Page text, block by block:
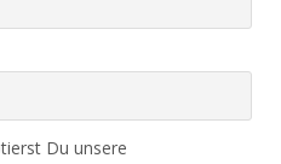
Du unsere